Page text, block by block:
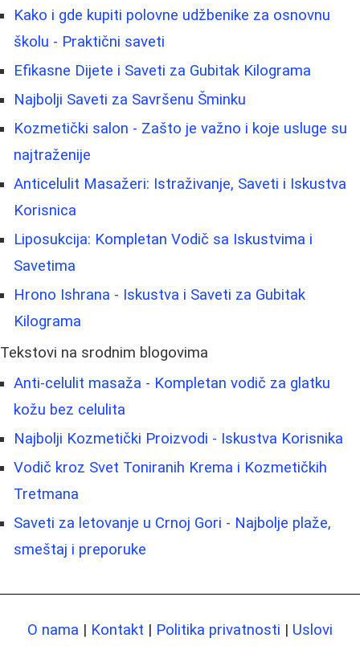
Kako i gde kupiti polovne udžbenike za osnovnu
školu - Praktični saveti
Efikasne Dijete i Saveti za Gubitak Kilograma
Najbolji Saveti za Savršenu Šminku
Kozmetički salon - Zašto je važno i koje usluge su
najtraženije
Anticelulit Masažeri: Istraživanje, Saveti i Iskustva
Korisnica
Liposukcija: Kompletan Vodič sa Iskustvima i
Savetima
Hrono Ishrana - Iskustva i Saveti za Gubitak
Kilograma
Tekstovi na srodnim blogovima
Anti-celulit masaža - Kompletan vodič za glatku
kožu bez celulita
Najbolji Kozmetički Proizvodi - Iskustva Korisnika
Vodič kroz Svet Toniranih Krema i Kozmetičkih
Tretmana
Saveti za letovanje u Crnoj Gori - Najbolje plaže,
smeštaj i preporuke
O nama | Kontakt | Politika privatnosti | Uslovi